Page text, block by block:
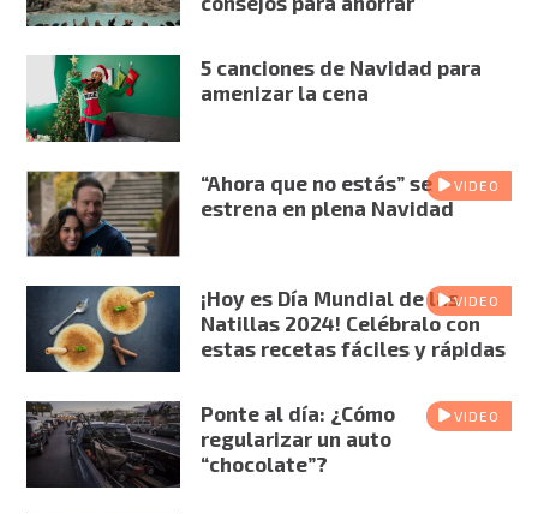
5 canciones de Navidad para
amenizar la cena
VIDEO
“Ahora que no estás” se
estrena en plena Navidad
VIDEO
¡Hoy es Día Mundial de las
Natillas 2024! Celébralo con
estas recetas fáciles y rápidas
VIDEO
Ponte al día: ¿Cómo
regularizar un auto
“chocolate”?